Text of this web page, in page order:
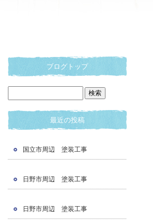
ブログトップ
最近の投稿
国立市周辺 塗装工事
日野市周辺 塗装工事
日野市周辺 塗装工事